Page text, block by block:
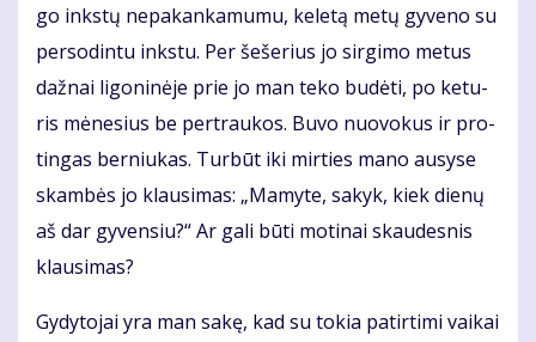
go inks­tų ne­pa­kan­ka­mu­mu, ke­le­tą me­tų gy­ve­no su
per­so­din­tu inks­tu. Per še­še­rius jo sir­gi­mo me­tus
daž­nai li­go­ni­nė­je prie jo man te­ko bu­dė­ti, po ke­tu­
ris mė­ne­sius be per­trau­kos. Bu­vo nuo­vo­kus ir pro­
tin­gas ber­niu­kas. Tur­būt iki mir­ties ma­no au­sy­se
skam­bės jo klau­si­mas: „Ma­my­te, sa­kyk, kiek die­nų
aš dar gy­ven­siu?“ Ar ga­li bū­ti mo­ti­nai skau­des­nis
klau­si­mas?
Gy­dy­to­jai yra man sa­kę, kad su to­kia pa­tir­ti­mi vai­kai